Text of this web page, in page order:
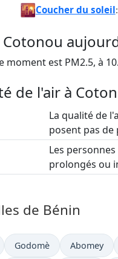
🌇Coucher du soleil
est PM2.5, à
de l'air à
La qualité de
posent pas de
Les
prolongés ou
de Bénin
Godomè Abomey